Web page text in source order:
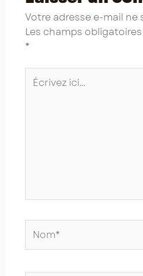
Votre adresse e-mail ne
Les champs
*
Écrivez
ici…